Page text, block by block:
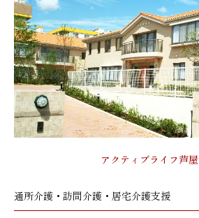
アクティブライフ芦屋
通所介護・訪問介護・居宅介護支援